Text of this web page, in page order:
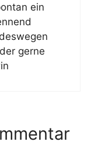
ein
gerne